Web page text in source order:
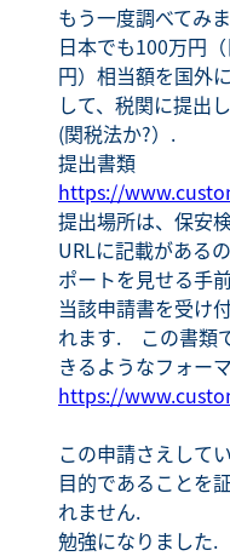
もう一度調べてみ
日本でも100万円
円）相当額を国外
して、税関に提出
(関税法か?）.
提出書類
https://
提出場所は、保安
URLに記載がある
ポートを見せる手
当該申請書を受け
れます. この書類
きるようなフォー
https://
この申請さえして
目的であることを
れません.
勉強になりました.